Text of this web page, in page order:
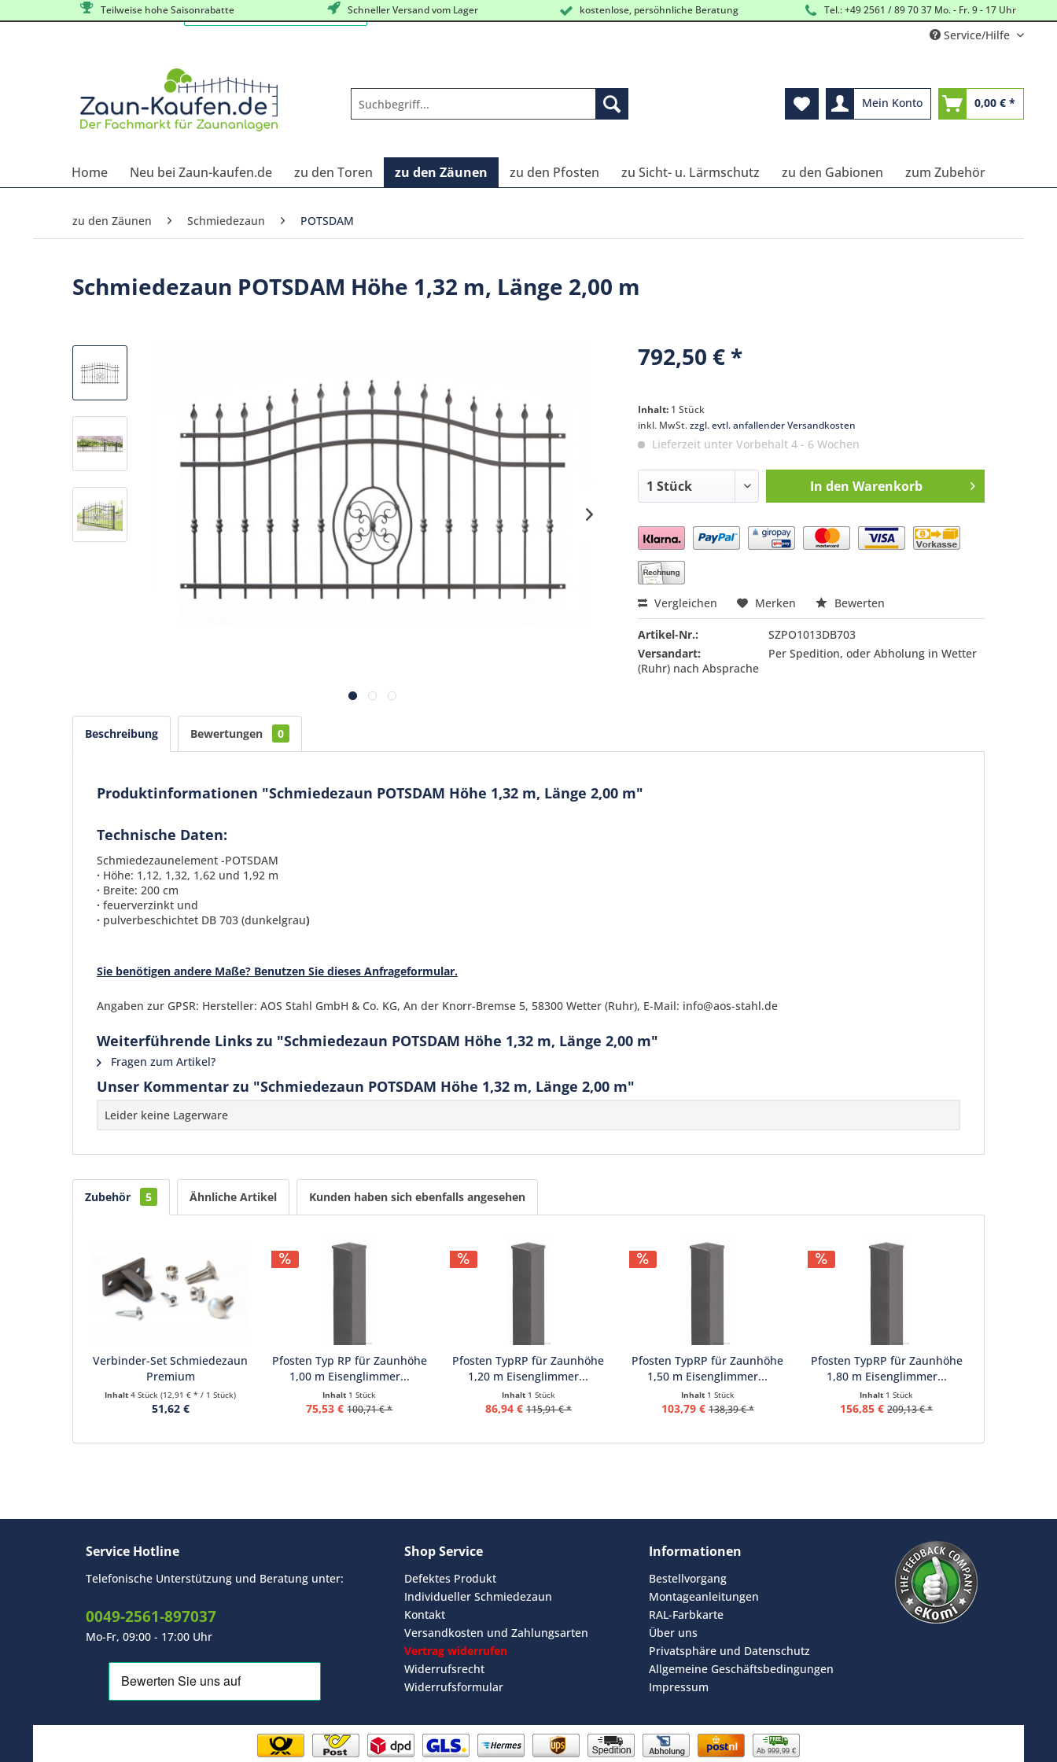
Teilweise hohe Saisonrabatte Schneller Versand vom Lager kostenlose, persöhnliche Beratung Tel.: +49 2561 / 89 70 37 Mo. - Fr. 9 - 17 Uhr
Service/Hilfe
Mein Konto 0,00 € *
Home Neu bei Zaun-kaufen.de zu den Toren zu den Zäunen zu den Pfosten zu Sicht- u. Lärmschutz zu den Gabionen zum Zubehör
zu den Zäunen Schmiedezaun POTSDAM
Schmiedezaun POTSDAM Höhe 1,32 m, Länge 2,00 m
792,50 € *
Inhalt: 1 Stück
inkl. MwSt.zzgl. evtl. anfallender Versandkosten
Lieferzeit unter Vorbehalt 4 - 6 Wochen
In den Warenkorb
Preis anfragen
Senden
Vergleichen Merken Bewerten
Artikel-Nr.:
SZPO1013DB703
Versandart:
Per Spedition, oder Abholung in Wetter
(Ruhr) nach Absprache
Beschreibung Bewertungen 0
Produktinformationen "Schmiedezaun POTSDAM Höhe 1,32 m, Länge 2,00 m"
Technische Daten:
Schmiedezaunelement -POTSDAM
· Höhe: 1,12, 1,32, 1,62 und 1,92 m
· Breite: 200 cm
· feuerverzinkt und
· pulverbeschichtet DB 703 (dunkelgrau)
Sie benötigen andere Maße? Benutzen Sie dieses Anfrageformular.
Angaben zur GPSR: Hersteller: AOS Stahl GmbH & Co. KG, An der Knorr-Bremse 5, 58300 Wetter (Ruhr), E-Mail: info@aos-stahl.de
Weiterführende Links zu "Schmiedezaun POTSDAM Höhe 1,32 m, Länge 2,00 m"
Fragen zum Artikel?
Unser Kommentar zu "Schmiedezaun POTSDAM Höhe 1,32 m, Länge 2,00 m"
Leider keine Lagerware
Zubehör 5 Ähnliche Artikel Kunden haben sich ebenfalls angesehen
Verbinder-Set Schmiedezaun
Premium
Inhalt4 Stück(12,91 € * / 1 Stück)
51,62 €
Pfosten Typ RP für Zaunhöhe
1,00 m Eisenglimmer...
Inhalt 1 Stück
75,53 € 100,71 € *
Pfosten TypRP für Zaunhöhe
1,20 m Eisenglimmer...
Inhalt 1 Stück
86,94 € 115,91 € *
Pfosten TypRP für Zaunhöhe
1,50 m Eisenglimmer...
Inhalt 1 Stück
103,79 € 138,39 € *
Pfosten TypRP für Zaunhöhe
1,80 m Eisenglimmer...
Inhalt 1 Stück
156,85 € 209,13 € *
Service Hotline
Telefonische Unterstützung und Beratung unter:
0049-2561-897037
Mo-Fr, 09:00 - 17:00 Uhr
Shop Service
Defektes Produkt
Individueller Schmiedezaun
Kontakt
Versandkosten und Zahlungsarten
Vertrag widerrufen
Widerrufsrecht
Widerrufsformular
Informationen
Bestellvorgang
Montageanleitungen
RAL-Farbkarte
Über uns
Privatsphäre und Datenschutz
Allgemeine Geschäftsbedingungen
Impressum
Ab 999,99 €